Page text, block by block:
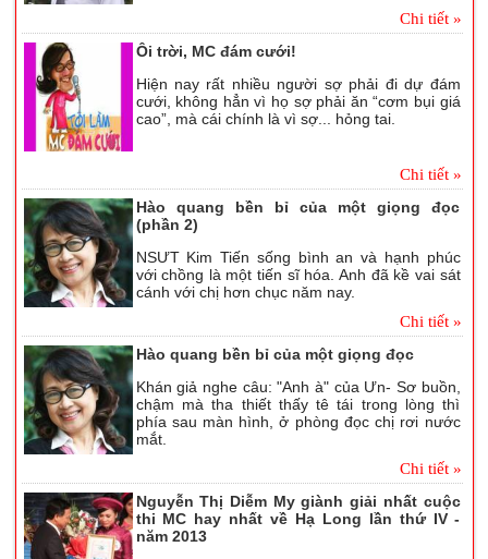
Chi tiết »
Ôi trời, MC đám cưới!
Hiện nay rất nhiều người sợ phải đi dự đám
cưới, không hẳn vì họ sợ phải ăn “cơm bụi giá
cao”, mà cái chính là vì sợ... hỏng tai.
Chi tiết »
Hào quang bền bỉ của một giọng đọc
(phần 2)
NSƯT Kim Tiến sống bình an và hạnh phúc
với chồng là một tiến sĩ hóa. Anh đã kề vai sát
cánh với chị hơn chục năm nay.
Chi tiết »
Hào quang bền bỉ của một giọng đọc
Khán giả nghe câu: "Anh à" của Ưn- Sơ buồn,
chậm mà tha thiết thấy tê tái trong lòng thì
phía sau màn hình, ở phòng đọc chị rơi nước
mắt.
Chi tiết »
Nguyễn Thị Diễm My giành giải nhất cuộc
thi MC hay nhất về Hạ Long lần thứ IV -
năm 2013